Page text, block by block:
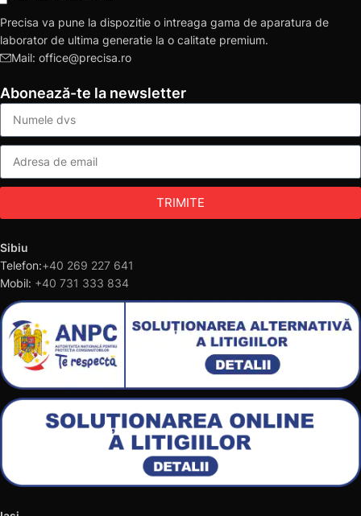
Precisa va pune la dispozitie o intreaga gama de aparatura de
laborator de ultima generatie la o calitate premium.
Mail: office@precisa.ro
Abonează-te la newsletter
TRIMITE
Sibiu
Telefon:+40 269 227 641
Mobil: +40 731 333 834